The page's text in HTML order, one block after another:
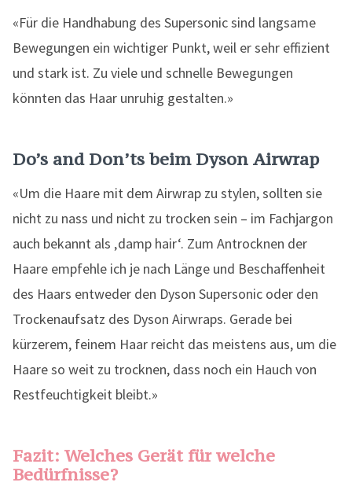
«Für die Handhabung des Supersonic sind langsame
Bewegungen ein wichtiger Punkt, weil er sehr effizient
und stark ist. Zu viele und schnelle Bewegungen
könnten das Haar unruhig gestalten.»
Do’s and Don’ts beim Dyson Airwrap
«Um die Haare mit dem Airwrap zu stylen, sollten sie
nicht zu nass und nicht zu trocken sein – im Fachjargon
auch bekannt als ‚damp hair‘. Zum Antrocknen der
Haare empfehle ich je nach Länge und Beschaffenheit
des Haars entweder den Dyson Supersonic oder den
Trockenaufsatz des Dyson Airwraps. Gerade bei
kürzerem, feinem Haar reicht das meistens aus, um die
Haare so weit zu trocknen, dass noch ein Hauch von
Restfeuchtigkeit bleibt.»
Fazit: Welches Gerät für welche
Bedürfnisse?